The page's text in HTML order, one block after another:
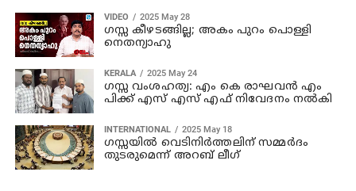
VIDEO 2025 May 28
ഗസ്സ കീഴടങ്ങില്ല; അകം പുറം പൊള്ളി
നെതന്യാഹു
KERALA 2025 May 24
ഗസ്സ വംശഹത്യ: എം കെ രാഘവന്‍ എം
പിക്ക് എസ് എസ് എഫ് നിവേദനം നല്‍കി
INTERNATIONAL 2025 May 18
ഗസ്സയിൽ വെടിനിർത്തലിന് സമ്മർദം
തുടരുമെന്ന് അറബ് ലീഗ്